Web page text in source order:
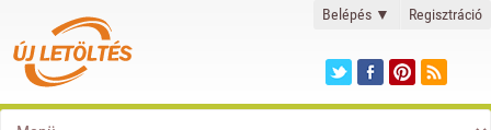
Belépés ▼ Regisztráció